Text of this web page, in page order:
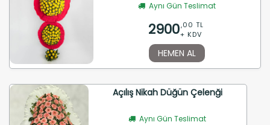
Aynı Gün Teslimat
2900,00 TL
+ KDV
HEMEN AL
Açılış Nikah Düğün Çelenği
Aynı Gün Teslimat